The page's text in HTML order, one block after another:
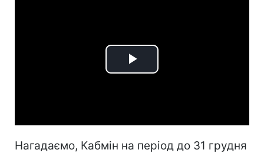
Play
Нагадаємо, Кабмін на період до 31 грудня